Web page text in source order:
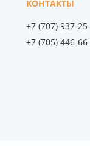
+7 (707) 937-
+7 (705) 446-